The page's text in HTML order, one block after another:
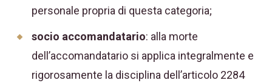
personale propria di questa categoria;
socio accomandatario: alla morte
dell’accomandatario si applica integralmente e
rigorosamente la disciplina dell’articolo 2284